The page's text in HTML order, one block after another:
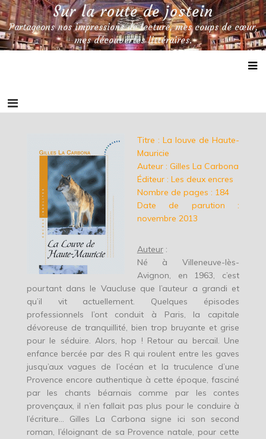
Skip
to
content
Sur la route de jostein
Partageons nos impressions de lecture, mes coups de cœur,
mes découvertes littéraires.
Titre : La louve de Haute-
Mauricie
Auteur : Gilles La Carbona
Éditeur : Les deux encres
Nombre de pages : 184
Date de parution :
novembre 2013
Auteur:
Né à Villeneuve-lès-
Avignon, en 1963, c’est
pourtant dans le Vaucluse que l’auteur a grandi et
qu’il vit actuellement. Quelques épisodes
professionnels l’ont conduit à Paris, la capitale
dévoreuse de tranquillité, bien trop bruyante et grise
pour le séduire. Alors, hop ! Retour au bercail. Une
enfance bercée par des R qui roulent entre les gaves
jusqu’aux vagues de l’océan et la truculence d’une
Provence encore authentique à cette époque, fasciné
par les chants béarnais comme par les contes
provençaux, il n’en fallait pas plus pour le conduire à
l’écriture… Gilles La Carbona signe ici son second
roman, l’éloignant de sa Provence natale, pour cette